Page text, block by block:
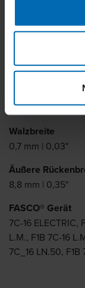
ATRO 7,
3 - 16 mm | 1/8 -
0,5 mm | 0,02"
Walzbreite
0,7 mm | 0,03"
Äußere
8,8 mm | 0,35"
FASCO® Gerät
7C-16 ELECTRIC,
L.M., F1B 7C-16
7C_16 LN.50, F1B